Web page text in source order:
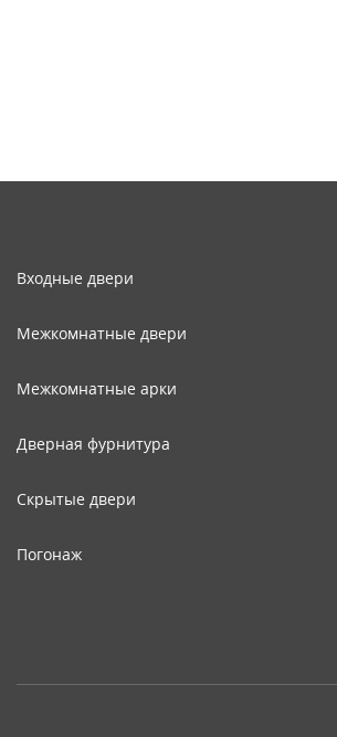
Входные двери
Межкомнатные двери
Межкомнатные арки
Дверная фурнитура
Скрытые двери
Погонаж